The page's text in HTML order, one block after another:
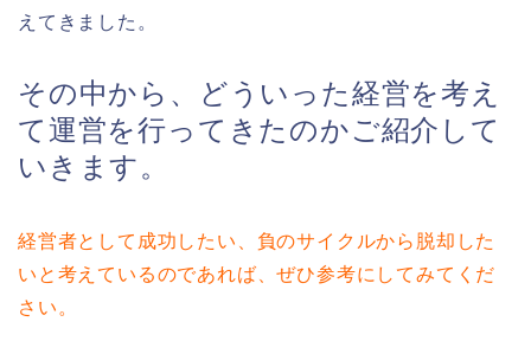
えてきました。
その中から、どういった経営を考え
て運営を行ってきたのかご紹介して
いきます。
経営者として成功したい、負のサイクルから脱却した
いと考えているのであれば、ぜひ参考にしてみてくだ
さい。